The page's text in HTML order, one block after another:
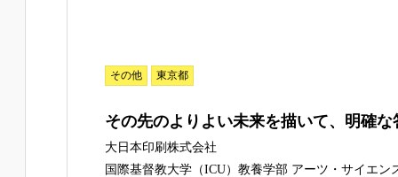
その他 東京都
その先のよりよい未来を描いて、明確
大日本印刷株式会社
国際基督教大学（ICU）教養学部 アーツ・サイエ